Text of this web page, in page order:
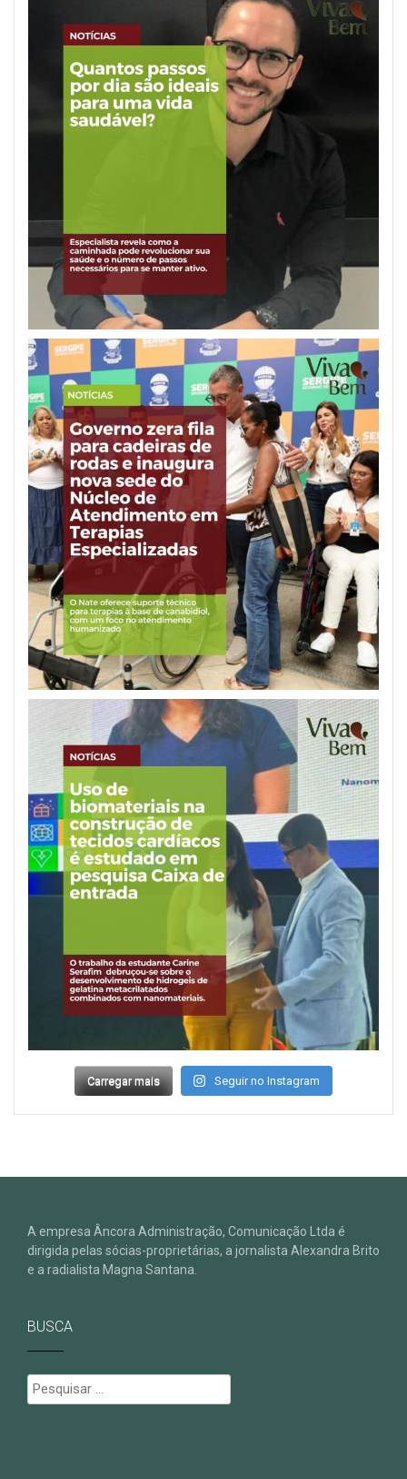
Carregar mais Seguir no Instagram
A empresa Âncora Administração, Comunicação Ltda é
dirigida pelas sócias-proprietárias, a jornalista Alexandra Brito
e a radialista Magna Santana.
BUSCA
Pesquisar
por: